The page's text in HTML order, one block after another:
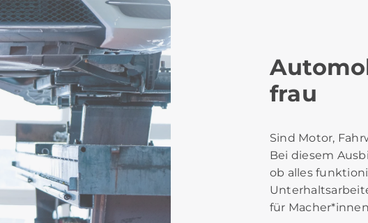
frau
Sind Motor,
Bei diesem
ob alles
für